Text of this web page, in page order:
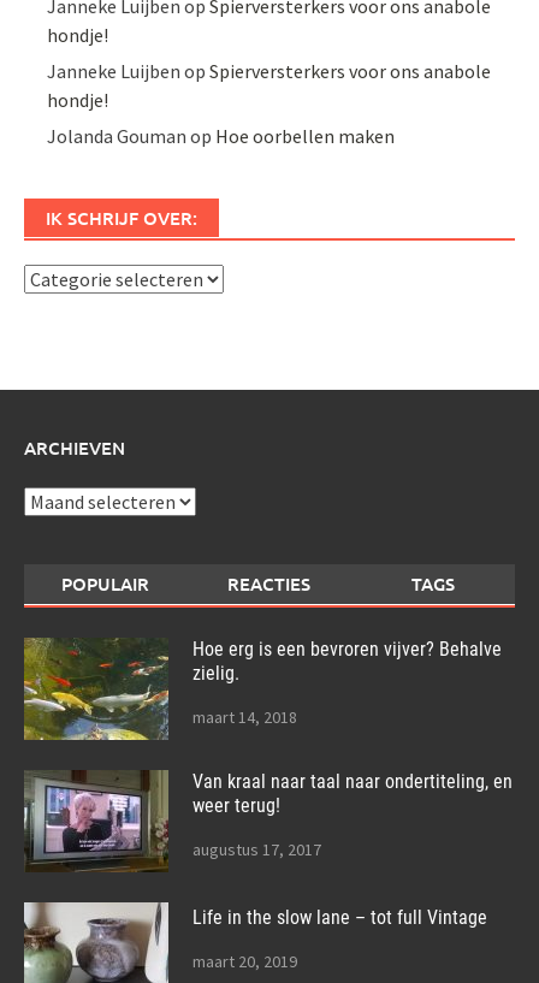
Janneke Luijben opSpierversterkers voor ons anabole
hondje!
Janneke Luijben opSpierversterkers voor ons anabole
hondje!
Jolanda Gouman op Hoe oorbellen maken
IK SCHRIJF OVER:
Ik
ARCHIEVEN
Archieven
POPULAIR REACTIES TAGS
Hoe erg is een bevroren vijver? Behalve
zielig.
maart 14, 2018
Van kraal naar taal naar ondertiteling, en
weer terug!
augustus 17, 2017
Life in the slow lane – tot full Vintage
maart 20, 2019